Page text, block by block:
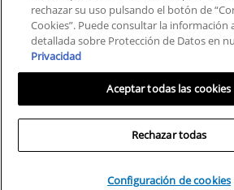
Distributed by CeraVe, 62, Quai
LEVALLOIS-PERRET France​
cerave@es.oaccare.com
CeraVe no trata problemas
MVE es una marca registrada de
Patente 6,709,663.
© 2025 CeraVe
rechazar su uso pulsando el botón de
Cookies”. Puede consultar la información
detallada sobre Protección de Datos en
Privacidad
Configuración de cookies
Rechazar todas
Aceptar todas las cookies